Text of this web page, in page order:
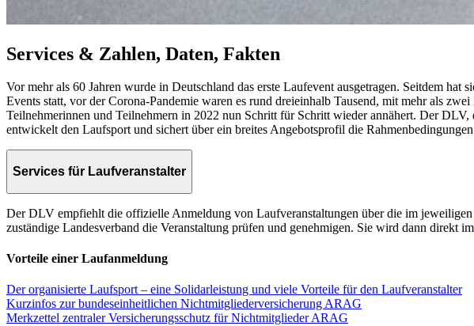
Services & Zahlen, Daten, Fakten
Vor mehr als 60 Jahren wurde in Deutschland das erste Laufevent ausgetragen. Seitdem
Events statt, vor der Corona-Pandemie waren es rund dreieinhalb Tausend, mit mehr als
Teilnehmerinnen und Teilnehmern in 2022 nun Schritt für Schritt wieder annähert. Der
entwickelt den Laufsport und sichert über ein breites Angebotsprofil die
Services für Laufveranstalter
Der DLV empfiehlt die offizielle Anmeldung von Laufveranstaltungen über die im
zuständige Landesverband die Veranstaltung prüfen und genehmigen. Sie wird dann direkt im
Vorteile einer Laufanmeldung
Der organisierte Laufsport – eine Solidarleistung und viele Vorteile für den Laufveranstalter
Kurzinfos zur bundeseinheitlichen Nichtmitgliederversicherung ARAG
Merkzettel zentraler Versicherungsschutz für Nichtmitglieder ARAG